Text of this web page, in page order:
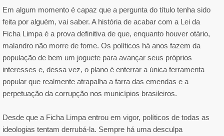
Em algum momento é capaz que a pergunta do título tenha sido
feita por alguém, vai saber. A história de acabar com a Lei da
Ficha Limpa é a prova definitiva de que, enquanto houver otário,
malandro não morre de fome. Os políticos há anos fazem da
população de bem um joguete para avançar seus próprios
interesses e, dessa vez, o plano é enterrar a única ferramenta
popular que realmente atrapalha a farra das emendas e a
perpetuação da corrupção nos municípios brasileiros.
Desde que a Ficha Limpa entrou em vigor, políticos de todas as
ideologias tentam derrubá-la. Sempre há uma desculpa